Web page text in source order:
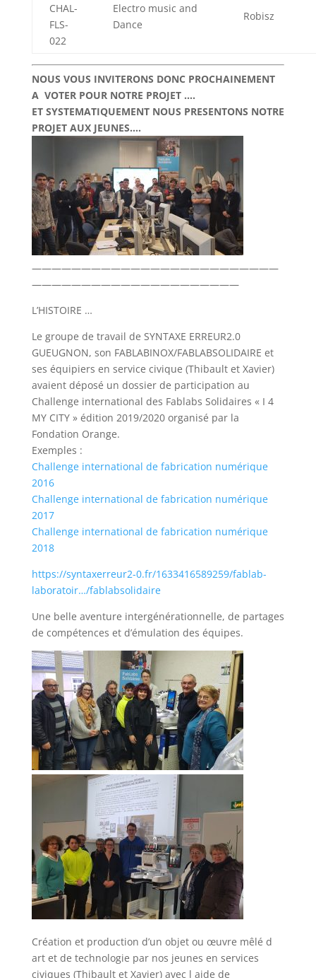
CHAL-
FLS-
022
Electro music and
Dance
Robisz
NOUS VOUS INVITERONS DONC PROCHAINEMENT
A VOTER POUR NOTRE PROJET ….
ET SYSTEMATIQUEMENT NOUS PRESENTONS NOTRE
PROJET AUX JEUNES….
—————————————————————————
—————————————————————
L’HISTOIRE …
Le groupe de travail de SYNTAXE ERREUR2.0
GUEUGNON, son FABLABINOX/FABLABSOLIDAIRE et
ses équipiers en service civique (Thibault et Xavier)
avaient déposé un dossier de participation au
Challenge international des Fablabs Solidaires « I 4
MY CITY » édition 2019/2020 organisé par la
Fondation Orange.
Exemples :
Challenge international de fabrication numérique
2016
Challenge international de fabrication numérique
2017
Challenge international de fabrication numérique
2018
https://syntaxerreur2-0.fr/1633416589259/fablab-
laboratoir…/fablabsolidaire
Une belle aventure intergénérationnelle, de partages
de compétences et d’émulation des équipes.
Création et production d’un objet ou œuvre mêlé d
art et de technologie par nos jeunes en services
civiques (Thibault et Xavier) avec l aide de